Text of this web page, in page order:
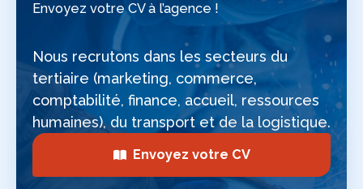
Envoyez votre CV à l’agence !
Nous recrutons dans les secteurs du
tertiaire (marketing, commerce,
comptabilité, finance, accueil, ressources
humaines), du transport et de la logistique.
Envoyez votre CV